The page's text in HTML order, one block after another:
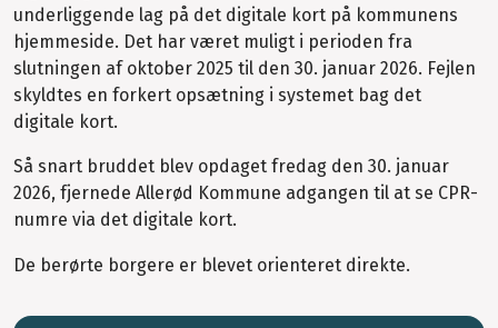
underliggende lag på det digitale kort på kommunens
hjemmeside. Det har været muligt i perioden fra
slutningen af oktober 2025 til den 30. januar 2026. Fejlen
skyldtes en forkert opsætning i systemet bag det
digitale kort.
Så snart bruddet blev opdaget fredag den 30. januar
2026, fjernede Allerød Kommune adgangen til at se CPR-
numre via det digitale kort.
De berørte borgere er blevet orienteret direkte.